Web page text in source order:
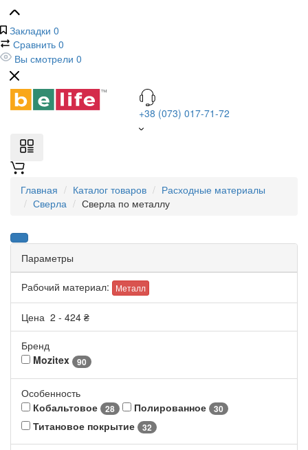
Закладки 0
Сравнить 0
Вы смотрели 0
+38 (073) 017-71-72
Главная Каталог товаров
Расходные материалы
Сверла
Сверла по металлу
Параметры
Рабочий материал: Металл
Цена 2 - 424 ₴
Бренд
Mozitex
90
Особенность
Кобальтовое
28 Полированное 30
Титановое покрытие 32